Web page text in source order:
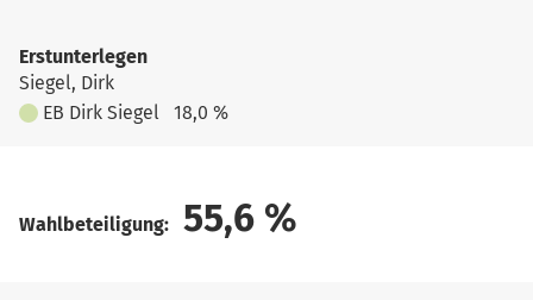
Erstunterlegen
Siegel, Dirk
EB Dirk Siegel
18,0 %
Wahlbeteiligung: 55,6 %